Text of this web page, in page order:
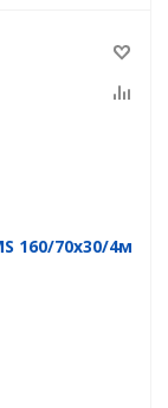
160/70х30/4м